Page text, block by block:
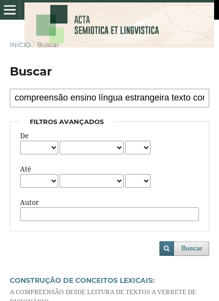
INÍCIO / Buscar
Buscar
FILTROS AVANÇADOS
De
Até
Autor
Buscar
CONSTRUÇÃO DE CONCEITOS LEXICAIS:
A COMPREENSÃO DESDE LEITURA DE TEXTOS A VERBETE DE